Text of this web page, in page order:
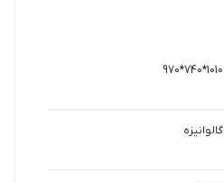
1010*740*970
گالوانیزه